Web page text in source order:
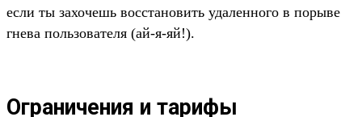
если ты захочешь восстановить удаленного в порыве
гнева пользователя (ай-я-яй!).
Ограничения и тарифы